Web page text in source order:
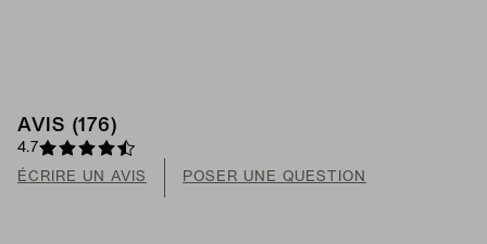
AVIS (176)
4.7
ÉCRIRE UN AVIS POSER UNE QUESTION